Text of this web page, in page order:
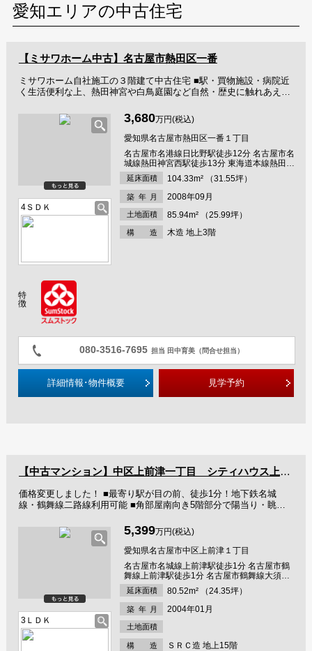
愛知エリアの中古住宅
【ミサワホーム中古】名古屋市熱田区一番
ミサワホーム自社施工の３階建て中古住宅 ■駅・買物施設・病院近
く生活便利な上、熱田神宮や白鳥庭園など自然・歴史に触れあえる
備充実、こだわりの間取り ■購入後安心の瑕疵保険付き！
4ＳＤＫ
3,680万円(税込)
愛知県名古屋市熱田区一番１丁目
名古屋市名港線日比野駅徒歩12分 名古屋市名
城線熱田神宮西駅徒歩13分 東海道本線熱田駅
徒歩19分
延床面積 104.33m² （31.55坪）
築年 月 2008年09月
土地面積 85.94m² （25.99坪）
構 造 木造 地上3階
特
徴
080-3516-7695 担当 田中育美（問合せ担当）
詳細情報･物件概要 見学予約
【中古マンション】中区上前津一丁目 シティハウス上前津駅前
価格変更しました！ ■最寄り駅が目の前、徒歩1分！地下鉄名城
線・鶴舞線二路線利用可能 ■角部屋南向き5階部分で陽当り・眺望
利な立地です
3ＬＤＫ
5,399万円(税込)
愛知県名古屋市中区上前津１丁目
名古屋市名城線上前津駅徒歩1分 名古屋市鶴
舞線上前津駅徒歩1分 名古屋市鶴舞線大須観
音駅徒歩10分
延床面積 80.52m² （24.35坪）
築年 月 2004年01月
土地面積
構 造 ＳＲＣ造 地上15階